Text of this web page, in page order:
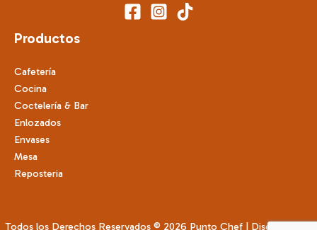
Productos
Cafetería
Cocina
Coctelería & Bar
Enlozados
Envases
Mesa
Reposteria
Todos los Derechos Reservados © 2026 Punto Chef | Diseñado por